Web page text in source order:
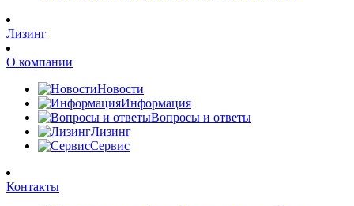
Лизинг
О компании
Новости
Информация
Вопросы и ответы
Лизинг
Сервис
Контакты